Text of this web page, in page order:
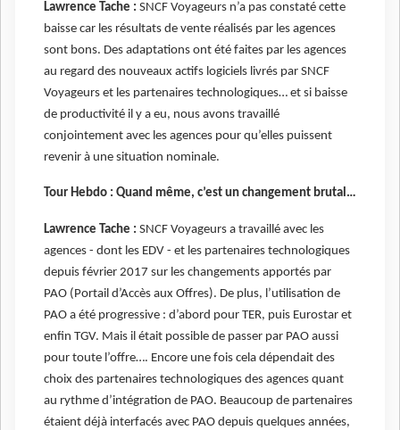
Lawrence Tache : SNCF Voyageurs n’a pas constaté cette
baisse car les résultats de vente réalisés par les agences
sont bons. Des adaptations ont été faites par les agences
au regard des nouveaux actifs logiciels livrés par SNCF
Voyageurs et les partenaires technologiques… et si baisse
de productivité il y a eu, nous avons travaillé
conjointement avec les agences pour qu’elles puissent
revenir à une situation nominale.
Tour Hebdo : Quand même, c’est un changement brutal…
Lawrence Tache : SNCF Voyageurs a travaillé avec les
agences - dont les EDV - et les partenaires technologiques
depuis février 2017 sur les changements apportés par
PAO (Portail d’Accès aux Offres). De plus, l’utilisation de
PAO a été progressive : d’abord pour TER, puis Eurostar et
enfin TGV. Mais il était possible de passer par PAO aussi
pour toute l’offre…. Encore une fois cela dépendait des
choix des partenaires technologiques des agences quant
au rythme d’intégration de PAO. Beaucoup de partenaires
étaient déjà interfacés avec PAO depuis quelques années,